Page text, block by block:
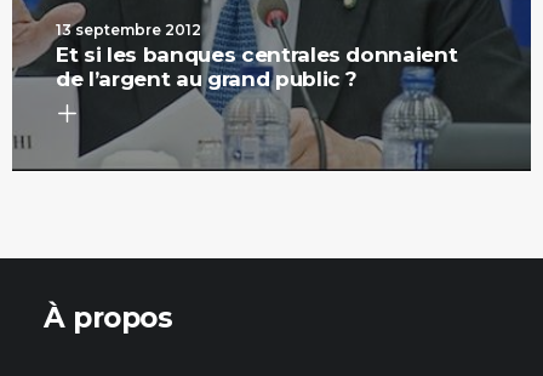
13 septembre 2012
Et si les banques centrales donnaient
de l’argent au grand public ?
À propos